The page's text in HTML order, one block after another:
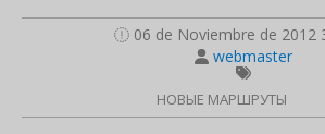
06 de Noviembre de 2012
webmaster
НОВЫЕ МАРШРУТЫ